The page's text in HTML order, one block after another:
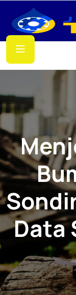
Data